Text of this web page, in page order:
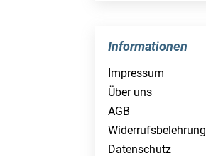
Informationen
Impressum
Über uns
AGB
Widerrufsbelehrung
Datenschutz